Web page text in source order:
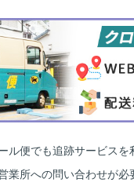
ル便でも追跡サービス
業所への問い合わせが必